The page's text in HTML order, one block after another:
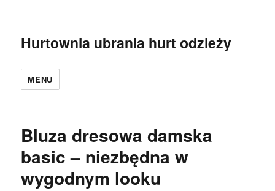
Hurtownia ubrania hurt odzieży
MENU
Bluza dresowa damska
basic – niezbędna w
wygodnym looku